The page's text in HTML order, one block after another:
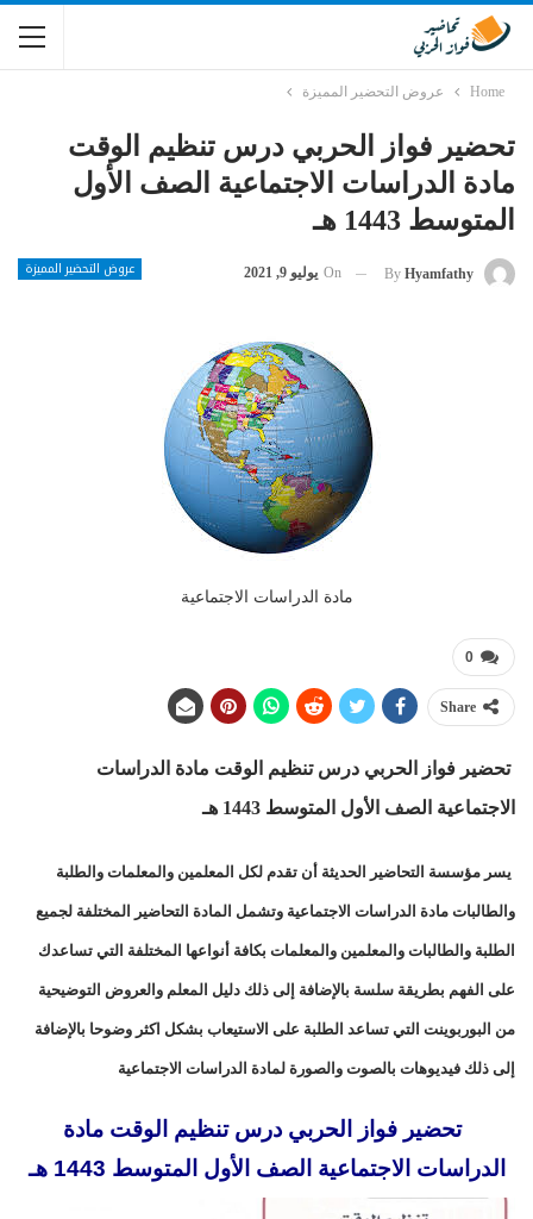
Home عروض التحضير المميزة
تحضير فواز الحربي درس تنظيم الوقت
مادة الدراسات الاجتماعية الصف الأول
المتوسط 1443 هـ
عروض التحضير المميزة By Hyamfathy
On يوليو 9, 2021
مادة الدراسات الاجتماعية
0
Share
تحضير فواز الحربي درس تنظيم الوقت مادة الدراسات
الاجتماعية الصف الأول المتوسط 1443 هـ
يسر مؤسسة التحاضير الحديثة أن تقدم لكل المعلمين والمعلمات والطلبة
والطالبات مادة الدراسات الاجتماعية وتشمل المادة التحاضير المختلفة لجميع
الطلبة والطالبات والمعلمين والمعلمات بكافة أنواعها المختلفة التي تساعدك
على الفهم بطريقة سلسة بالإضافة إلى ذلك دليل المعلم والعروض التوضيحية
من البوربوينت التي تساعد الطلبة على الاستيعاب بشكل اكثر وضوحا بالإضافة
إلى ذلك فيديوهات بالصوت والصورة لمادة الدراسات الاجتماعية
تحضير فواز الحربي درس تنظيم الوقت مادة
الدراسات الاجتماعية الصف الأول المتوسط 1443 هـ